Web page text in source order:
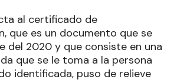
al certificado de
que es un documento que se
del 2020 y que consiste en una
que se le toma a la persona
identificada, puso de relieve